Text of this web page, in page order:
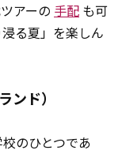
アーの 手配 も可
る夏」を楽しん
ンド）
のひとつであ